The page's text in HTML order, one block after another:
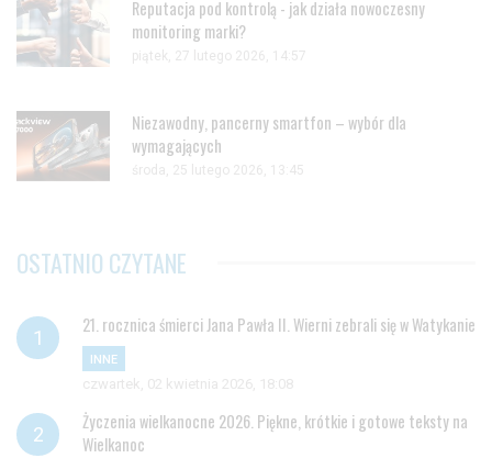
Reputacja pod kontrolą - jak działa nowoczesny
monitoring marki?
piątek, 27 lutego 2026, 14:57
Niezawodny, pancerny smartfon – wybór dla
wymagających
środa, 25 lutego 2026, 13:45
OSTATNIO CZYTANE
21. rocznica śmierci Jana Pawła II. Wierni zebrali się w Watykanie
INNE
czwartek, 02 kwietnia 2026, 18:08
Życzenia wielkanocne 2026. Piękne, krótkie i gotowe teksty na
Wielkanoc